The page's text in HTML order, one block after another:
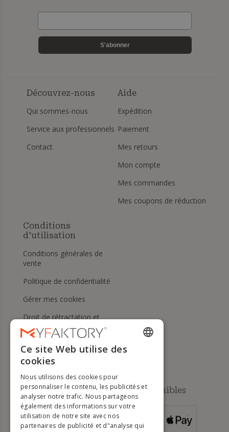
S'abonner
Découvrez-nous
Qui sommes-nous
Service aux professionnels
Contact
Aide
Expédition
Paiement
Mes retours
Mon compte
Mes commandes
Mes coupons de réduction
Conditions
d'utilisation
Conditions générales de
vente
Politique de confidentialité
Gérer mes cookies
Droit de rétractation et
retours
Aide
Méthodes de paiement disponibles
POUR LES
COMMANDES
SUPÉRIEURES À
ENGLISH
DUTCH
GERMAN
Ce site Web utilise des
cookies
Nous utilisons des cookies pour
personnaliser le contenu, les publicités et
analyser notre trafic. Nous partageons
également des informations sur votre
utilisation de notre site avec nos
partenaires de publicité et d"analyse qui